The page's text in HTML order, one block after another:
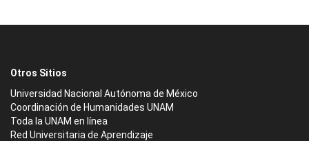
Otros Sitios
Universidad Nacional Autónoma de México
Coordinación de Humanidades UNAM
Toda la UNAM en línea
Red Universitaria de Aprendizaje